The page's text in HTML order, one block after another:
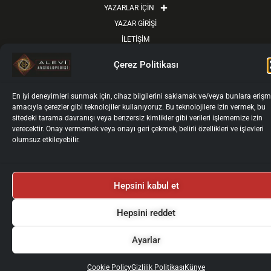
Çerez Politikası
En iyi deneyimleri sunmak için, cihaz bilgilerini saklamak ve/veya bunlara
amacıyla çerezler gibi teknolojiler kullanıyoruz. Bu teknolojilere izin vermek, bu
sitedeki tarama davranışı veya benzersiz kimlikler gibi verileri işlememize izin
verecektir. Onay vermemek veya onayı geri çekmek, belirli özellikleri ve işlevleri
olumsuz etkileyebilir.
Hepsini kabul et
Hepsini reddet
Ayarlar
Cookie PolicyGizlilik Politikası Künye
YAZARLAR İÇİN
YAZAR GİRİŞİ
İLETİŞİM
Kişisel Verilerin İşlenmesi ve Korunması